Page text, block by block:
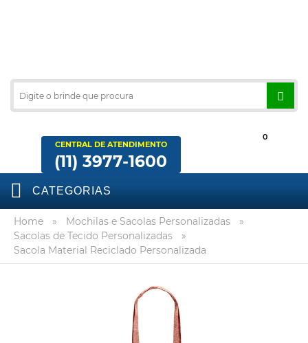
CENTRAL DE ATENDIMENTO
(11) 3977-1600
0
CATEGORIAS
Home » Mochilas e Sacolas Personalizadas
»
Sacolas de Tecido Personalizadas
»
Sacola Material Reciclado Personalizada